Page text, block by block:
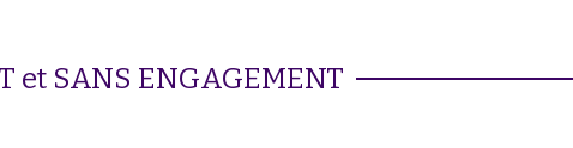
SANS ENGAGEMENT